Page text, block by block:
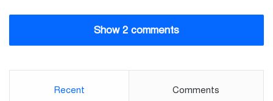
Show 2 comments
Recent Comments